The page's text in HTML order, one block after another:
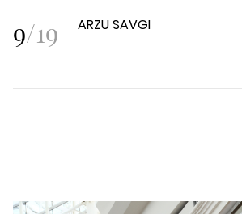
9/19 ARZU SAVGI